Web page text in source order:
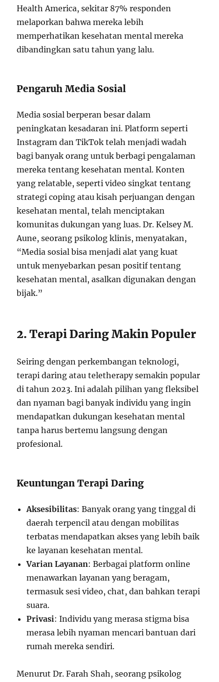
Health America, sekitar 87% responden
melaporkan bahwa mereka lebih
memperhatikan kesehatan mental mereka
dibandingkan satu tahun yang lalu.
Pengaruh Media Sosial
Media sosial berperan besar dalam
peningkatan kesadaran ini. Platform seperti
Instagram dan TikTok telah menjadi wadah
bagi banyak orang untuk berbagi pengalaman
mereka tentang kesehatan mental. Konten
yang relatable, seperti video singkat tentang
strategi coping atau kisah perjuangan dengan
kesehatan mental, telah menciptakan
komunitas dukungan yang luas. Dr. Kelsey M.
Aune, seorang psikolog klinis, menyatakan,
“Media sosial bisa menjadi alat yang kuat
untuk menyebarkan pesan positif tentang
kesehatan mental, asalkan digunakan dengan
bijak.”
2. Terapi Daring Makin Populer
Seiring dengan perkembangan teknologi,
terapi daring atau teletherapy semakin popular
di tahun 2023. Ini adalah pilihan yang fleksibel
dan nyaman bagi banyak individu yang ingin
mendapatkan dukungan kesehatan mental
tanpa harus bertemu langsung dengan
profesional.
Keuntungan Terapi Daring
Aksesibilitas: Banyak orang yang tinggal di
daerah terpencil atau dengan mobilitas
terbatas mendapatkan akses yang lebih baik
ke layanan kesehatan mental.
Varian Layanan: Berbagai platform online
menawarkan layanan yang beragam,
termasuk sesi video, chat, dan bahkan terapi
suara.
Privasi: Individu yang merasa stigma bisa
merasa lebih nyaman mencari bantuan dari
rumah mereka sendiri.
Menurut Dr. Farah Shah, seorang psikolog